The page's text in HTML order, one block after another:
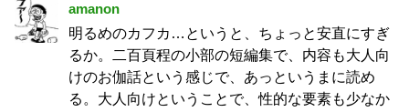
amanon
明るめのカフカ…というと、ちょっと安直にすぎ
るか。二百頁程の小部の短編集で、内容も大人向
けのお伽話という感じで、あっというまに読め
る。大人向けということで、性的な要素も少なか